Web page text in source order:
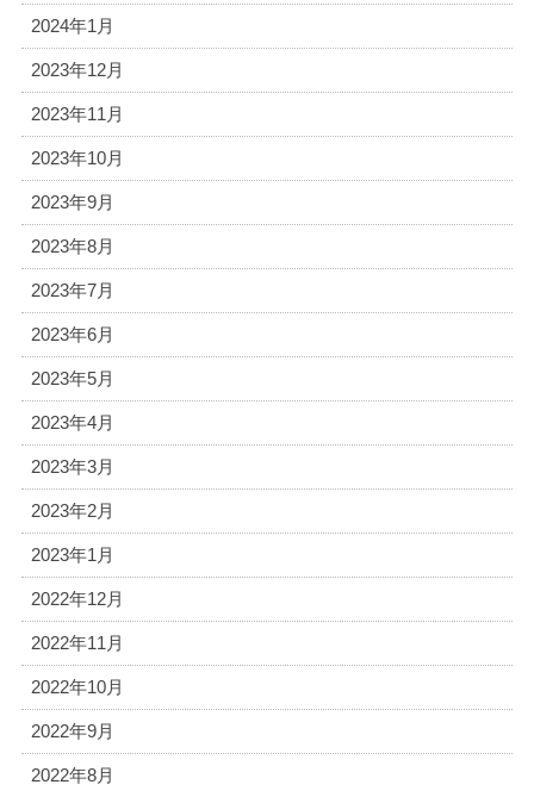
2024年1月
2023年12月
2023年11月
2023年10月
2023年9月
2023年8月
2023年7月
2023年6月
2023年5月
2023年4月
2023年3月
2023年2月
2023年1月
2022年12月
2022年11月
2022年10月
2022年9月
2022年8月